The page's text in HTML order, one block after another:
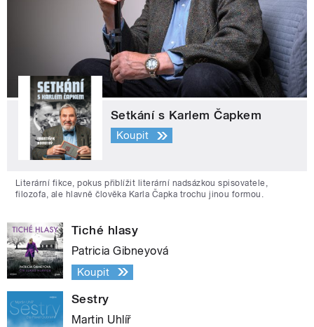
Setkání s Karlem Čapkem
Koupit
Literární fikce, pokus přiblížit literární nadsázkou spisovatele,
filozofa, ale hlavně člověka Karla Čapka trochu jinou formou.
Tiché hlasy
Patricia Gibneyová
Koupit
Sestry
Martin Uhlíř